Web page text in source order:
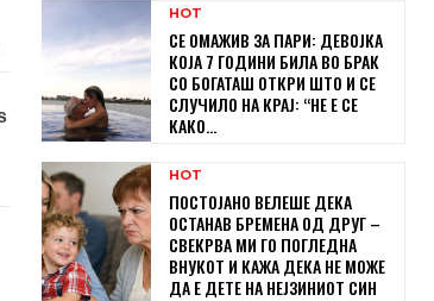
HOT
СЕ ОМАЖИВ ЗА ПАРИ: ДЕВОЈКА
КОЈА 7 ГОДИНИ БИЛА ВО БРАК
СО БОГАТАШ ОТКРИ ШТО И СЕ
СЛУЧИЛО НА КРАЈ: “НЕ Е СЕ
КАКО...
HOT
ПОСТОЈАНО ВЕЛЕШЕ ДЕКА
ОСТАНАВ БРЕМЕНА ОД ДРУГ –
СВЕКРВА МИ ГО ПОГЛЕДНА
ВНУКОТ И КАЖА ДЕКА НЕ МОЖЕ
ДА Е ДЕТЕ НА НЕЈЗИНИОТ СИН